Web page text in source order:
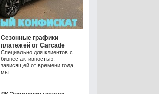
Сезонные графики
платежей от Carcade
Специально для клиентов с
бизнес активностью,
зависящей от времени года,
мы...